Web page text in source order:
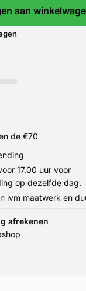
aan
de €70
17.00 uur voor
op dezelfde dag.
ivm maatwerk en
afrekenen